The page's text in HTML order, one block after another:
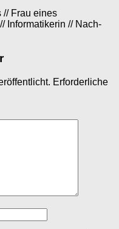
// Frau eines
Informatikerin // Nach-
Erforderliche